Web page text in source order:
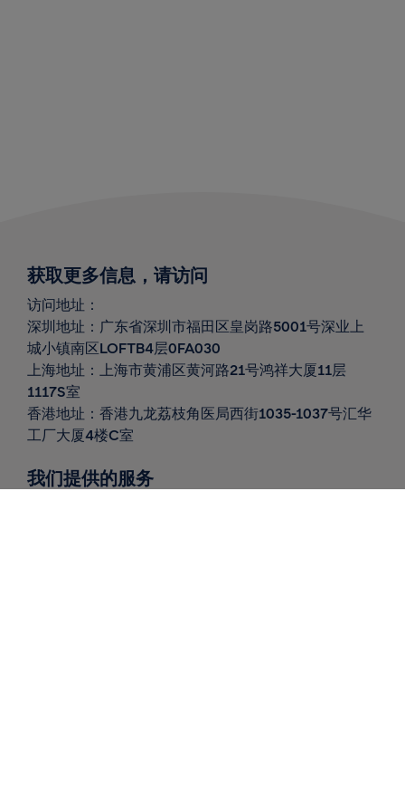
获取更多信息，请访问
访问地址：
深圳地址：广东省深圳市福田区皇岗路5001号深业上
城小镇南区LOFTB4层0FA030
上海地址：上海市黄浦区黄河路21号鸿祥大厦11层
1117S室
香港地址：香港九龙荔枝角医局西街1035-1037号汇华
工厂大厦4楼C室
我们提供的服务